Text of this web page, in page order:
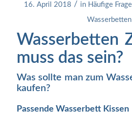
16. April 2018 / in Häufige
Wasserbetten
Wasserbetten
muss das sein?
Was sollte man zum
kaufen?
Passende Wasserbett Kissen